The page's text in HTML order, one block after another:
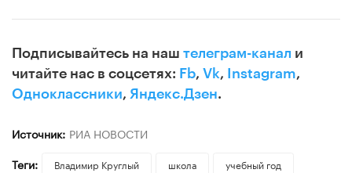
Подписывайтесь на наш телеграм-канал и
читайте нас в соцсетях: Fb, Vk, Instagram,
Одноклассники, Яндекс.Дзен.
Источник: РИА НОВОСТИ
Теги:
Владимир Круглый школа
учебный год